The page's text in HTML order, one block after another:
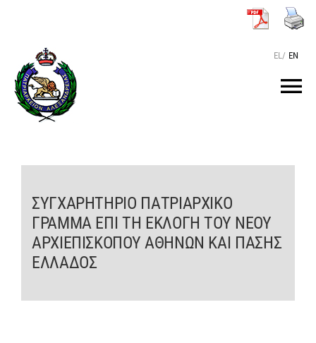
περιεχόμενο
EL/ EN
ΤΟ ΠΑΤΡΙΑΡΧΕΙΟ
ΣΥΓΧΑΡΗΤΗΡΙΟ ΠΑΤΡΙΑΡΧΙΚΟ
ΓΡΑΜΜΑ ΕΠΙ ΤΗ ΕΚΛΟΓΗ ΤΟΥ ΝΕΟΥ
ΑΡΧΙΕΠΙΣΚΟΠΟΥ ΑΘΗΝΩΝ ΚΑΙ ΠΑΣΗΣ
ΕΛΛΑΔΟΣ